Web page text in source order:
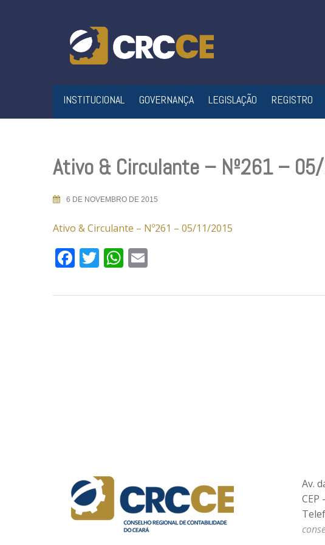
INSTITUCIONAL GOVERNANÇA LEGISLAÇÃO REGISTRO
Ativo & Circulante – Nº261 –
6 DE NOVEMBRO DE 2015
Ativo & Circulante – Nº261 – 05/11/2015
Facebook
TwitterWhatsApp
Av.
CEP